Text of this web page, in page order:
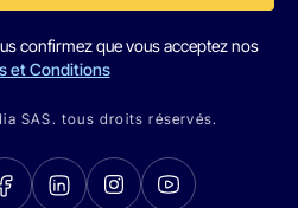
confirmez que vous acceptez nos
et Conditions
SAS. tous droits réservés.